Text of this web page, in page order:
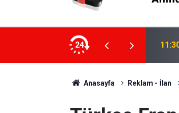
24
Anasayfa Reklam - İlan